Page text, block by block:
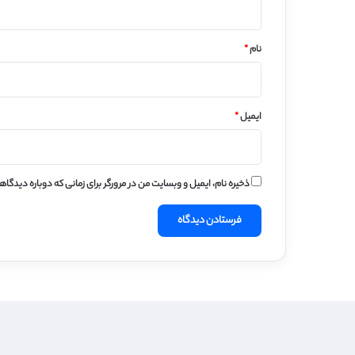
نام*
ایمیل*
ذخیره نام، ایمیل و وبسایت من در مرورگر برای زمانی که دوباره